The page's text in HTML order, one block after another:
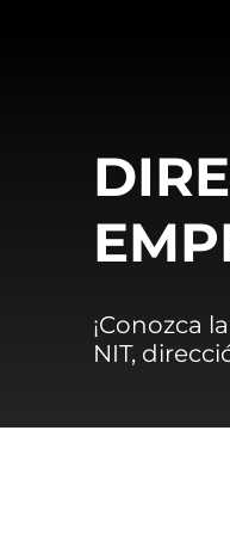
¡Conozca
NIT,